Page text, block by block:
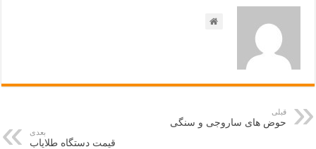
قبلی
حوض های ساروجی و سنگی
بعدی
قیمت دستگاه طلایاب